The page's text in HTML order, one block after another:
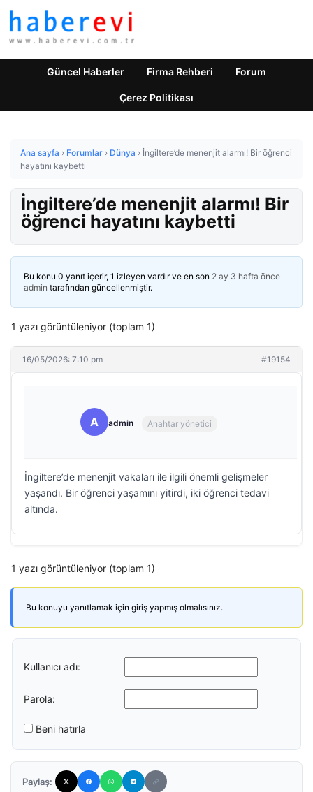
Güncel Haberler Firma Rehberi Forum
Çerez Politikası
Ana sayfa › Forumlar › Dünya › İngiltere’de menenjit alarmı! Bir öğrenci
hayatını kaybetti
İngiltere’de menenjit alarmı! Bir
öğrenci hayatını kaybetti
Bu konu 0 yanıt içerir, 1 izleyen vardır ve en son 2 ay 3 hafta önce
admin tarafından güncellenmiştir.
1 yazı görüntüleniyor (toplam 1)
16/05/2026: 7:10 pm #19154
A admin Anahtar yönetici
İngiltere’de menenjit vakaları ile ilgili önemli gelişmeler
yaşandı. Bir öğrenci yaşamını yitirdi, iki öğrenci tedavi
altında.
1 yazı görüntüleniyor (toplam 1)
Bu konuyu yanıtlamak için giriş yapmış olmalısınız.
Kullanıcı adı:
Parola:
Beni hatırla
Paylaş: